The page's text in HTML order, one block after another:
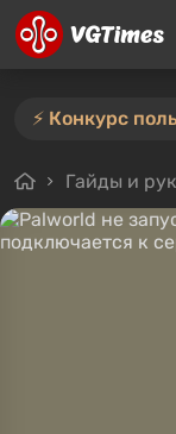
Гайды и